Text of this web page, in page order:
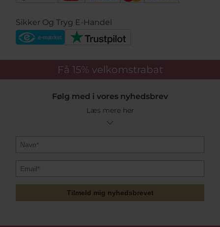
Sikker Og Tryg E-Handel
Få 15% velkomstrabat
Følg med i vores nyhedsbrev
Læs mere her
Tilmeld mig nyhedsbrevet